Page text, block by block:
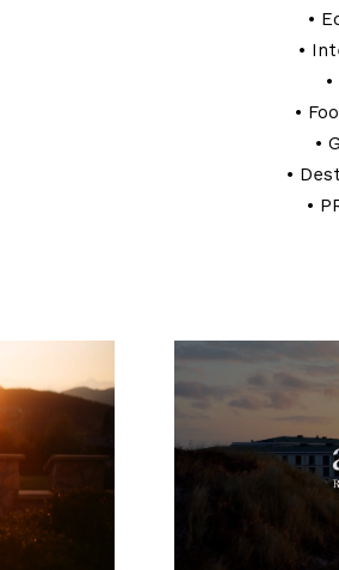
•
•
•
•
•
•